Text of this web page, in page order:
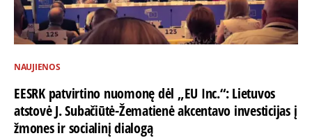
NAUJIENOS
EESRK patvirtino nuomonę dėl „EU Inc.“: Lietuvos
atstovė J. Subačiūtė-Žematienė akcentavo investicijas į
žmones ir socialinį dialogą